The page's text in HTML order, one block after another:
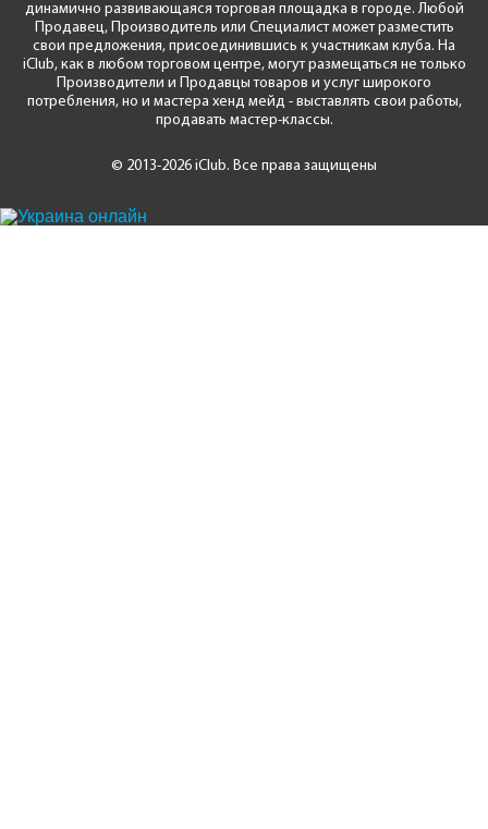
динамично развивающаяся торговая площадка в городе. Любой
Продавец, Производитель или Специалист может разместить
свои предложения, присоединившись к участникам клуба. На
iClub, как в любом торговом центре, могут размещаться не только
Производители и Продавцы товаров и услуг широкого
потребления, но и мастера хенд мейд - выставлять свои работы,
продавать мастер-классы.
© 2013-2026 iClub. Все права защищены